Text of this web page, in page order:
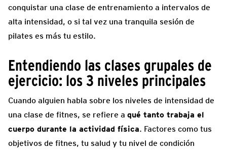
conquistar una clase de entrenamiento a intervalos de
alta intensidad, o si tal vez una tranquila sesión de
pilates es más tu estilo.
Entendiendo las clases grupales de
ejercicio: los 3 niveles principales
Cuando alguien habla sobre los niveles de intensidad de
una clase de fitnes, se refiere a qué tanto trabaja el
cuerpo durante la actividad física. Factores como tus
objetivos de fitnes, tu salud y tu nivel de condición